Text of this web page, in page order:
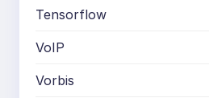
Tensorflow
VoIP
Vorbis